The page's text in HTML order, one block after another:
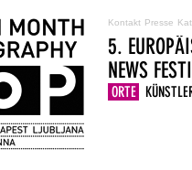
Kontakt Presse
5.
NEWS
ORTE